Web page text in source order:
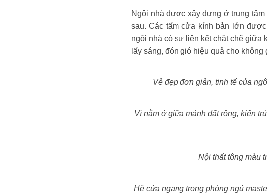
Ngôi nhà được xây dựng ở trung
sau. Các tấm cửa kính bản lớn
ngôi nhà có sự liên kết chặt chẽ giữa
lấy sáng, đón gió hiệu quả cho không
Vẻ đẹp đơn giản, tinh tế của
Vì nằm ở giữa mảnh đất rộng, kiến
Nội thất tông màu
Hệ cửa ngang trong phòng ngủ